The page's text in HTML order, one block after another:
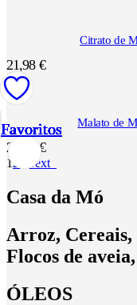
Favoritos
Favoritos
Favoritos
Favoritos
Favoritos
Favoritos
Favoritos
Favoritos
Favoritos
Favoritos
Favoritos
Citrato de
21,98 €
Favoritos Malato de
27,95€
12 Next
Casa da Mó
Arroz, Cereais,
Flocos de
ÓLEOS